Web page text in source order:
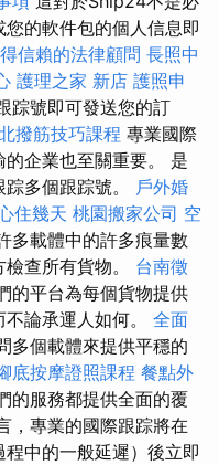
的軟件包的個人信息即
信賴的法律顧問 長照中
護理之家 新店 護照申
踪號即可發送您的訂
撥筋技巧課程 專業國際
企業也至關重要。 是
多個跟踪號。 戶外婚
住幾天 桃園搬家公司 空
多載體中的許多痕量數
查所有貨物。 台南徵
的平台為每個貨物提供
論承運人如何。 全面
多個載體來提供平穩的
底按摩證照課程 餐點外
的服務都提供全面的覆
，專業的國際跟踪將在
中的一般延遲）後立即